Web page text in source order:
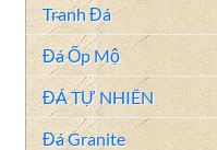
Tranh Đá
Đá Ốp Mộ
ĐÁ TỰ NHIÊN
Đá Granite